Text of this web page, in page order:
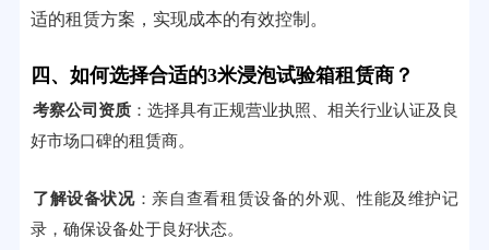
适的租赁方案，实现成本的有效控制。
四、如何选择合适的3米浸泡试验箱租赁商？
考察公司资质：选择具有正规营业执照、相关行业认证及良
好市场口碑的租赁商。
了解设备状况：亲自查看租赁设备的外观、性能及维护记
录，确保设备处于良好状态。